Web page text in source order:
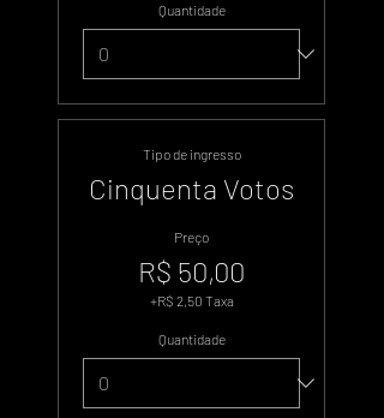
Quantidade
Tipo de ingresso
Cinquenta Votos
Preço
R$ 50,00
+R$ 2,50 Taxa
Quantidade